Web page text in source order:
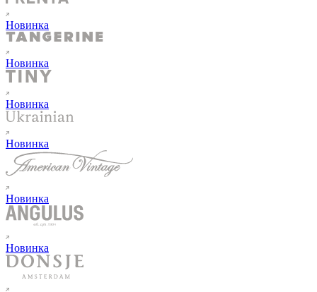
Новинка
Новинка
Новинка
Новинка
Новинка
Новинка